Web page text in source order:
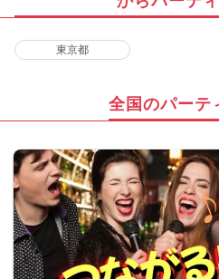
東京都
全国のパーテ